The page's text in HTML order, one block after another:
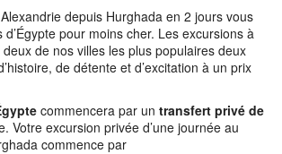
depuis Hurghada en 2 jours vous
pour moins cher. Les excursions à
de nos villes les plus populaires deux
de détente et d’excitation à un prix
commencera par un transfert privé de
Votre excursion privée d’une journée au
commence par